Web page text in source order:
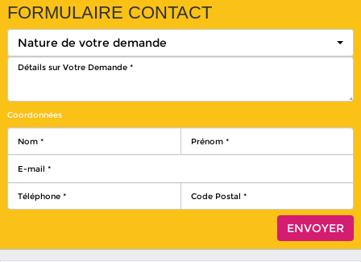
FORMULAIRE CONTACT
Nature de votre demande
Coordonnées